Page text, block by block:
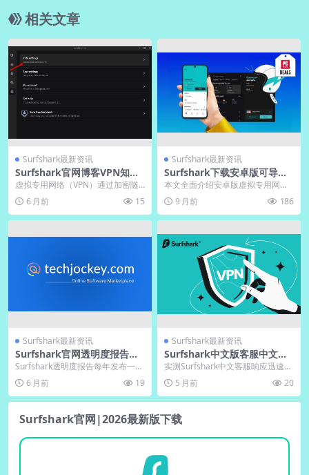
相关文章
Surfshark最新资讯
Surfshark官网博客VPN知识
科普文章精选
虚拟专用网络（VPN）通过加密隧
道保护您的在线隐私与安全，隐藏
真实IP地址并防止...
6 月前 15
Surfshark最新资讯
Surfshark下载安卓版可导入
配置文件｜官网提供OVPN
本文全面介绍安卓版虚拟专用网络
的下载使用与高级配置方法。详细
讲解从官方渠道安全获...
9 月前 186
Surfshark最新资讯
Surfshark官网透明度报告发
布频率与内容
Surfshark透明度报告每年发布一
次，详细涵盖法律请求、服务器技
术、公司所有...
6 月前 19
Surfshark最新资讯
Surfshark中文版客服中文支
持响应速度测试
实测Surfshark中文客服响应迅速，
人工回复通常在一分钟内完成，沟
通效率高。...
5 月前 20
Surfshark官网|2026最新版下载